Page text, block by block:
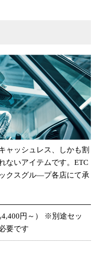
ャッシュレス、しかも割
ないアイテムです。ETC
クスグル—プ各店にて承
円～）
※別途セッ
要です